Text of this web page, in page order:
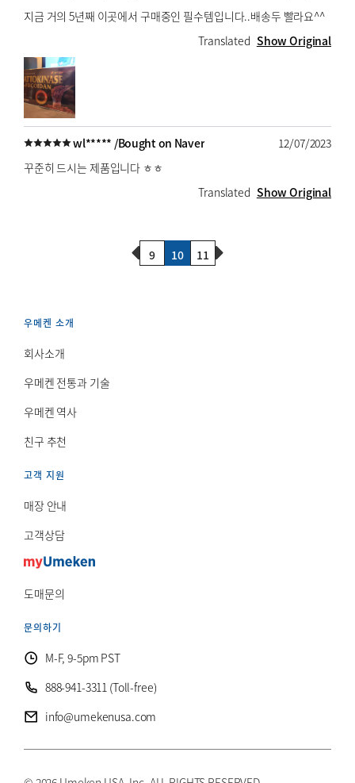
지금 거의 5년째 이곳에서 구매중인 필수템입니다..배송두 빨라요^^
Translated Show Original
wl***** /Bought on Naver
12/07/2023
꾸준히 드시는 제품입니다 ㅎㅎ
Translated Show Original
Previous Page
9 10 11 Next Page
우메켄 소개
회사소개
우메켄 전통과 기술
우메켄 역사
친구 추천
고객 지원
매장 안내
고객상담
도매문의
문의하기
M-F, 9-5pm PST
888-941-3311 (Toll-free)
info@umekenusa.com